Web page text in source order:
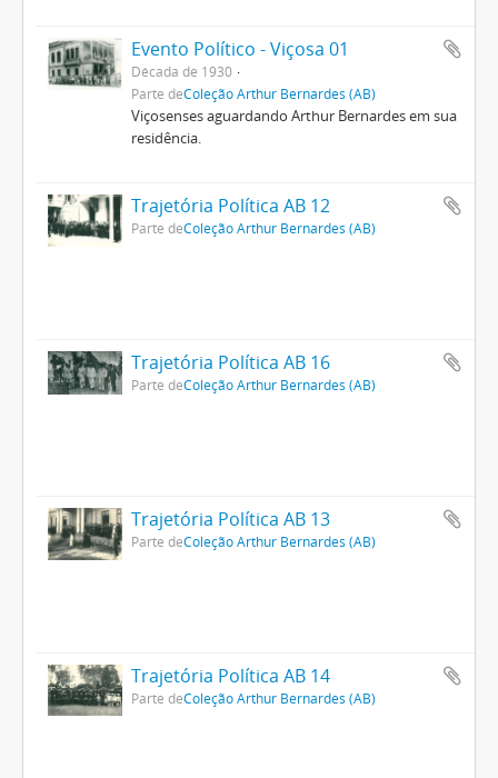
Evento Político - Viçosa 01
Década de 1930
Parte deColeção Arthur Bernardes (AB)
Viçosenses aguardando Arthur Bernardes em sua
residência.
Trajetória Política AB 12
Parte deColeção Arthur Bernardes (AB)
Trajetória Política AB 16
Parte deColeção Arthur Bernardes (AB)
Trajetória Política AB 13
Parte deColeção Arthur Bernardes (AB)
Trajetória Política AB 14
Parte deColeção Arthur Bernardes (AB)